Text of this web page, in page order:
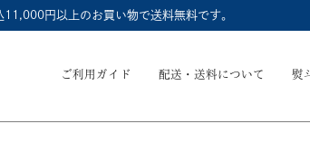
11,000円以上のお買い物で送料無料です。
ご利用ガイド 配送・送料について 熨